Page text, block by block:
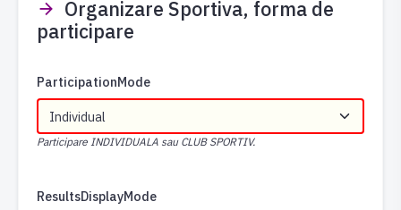
Organizare Sportiva, forma de
participare
ParticipationMode
Participare INDIVIDUALA sau CLUB SPORTIV.
ResultsDisplayMode